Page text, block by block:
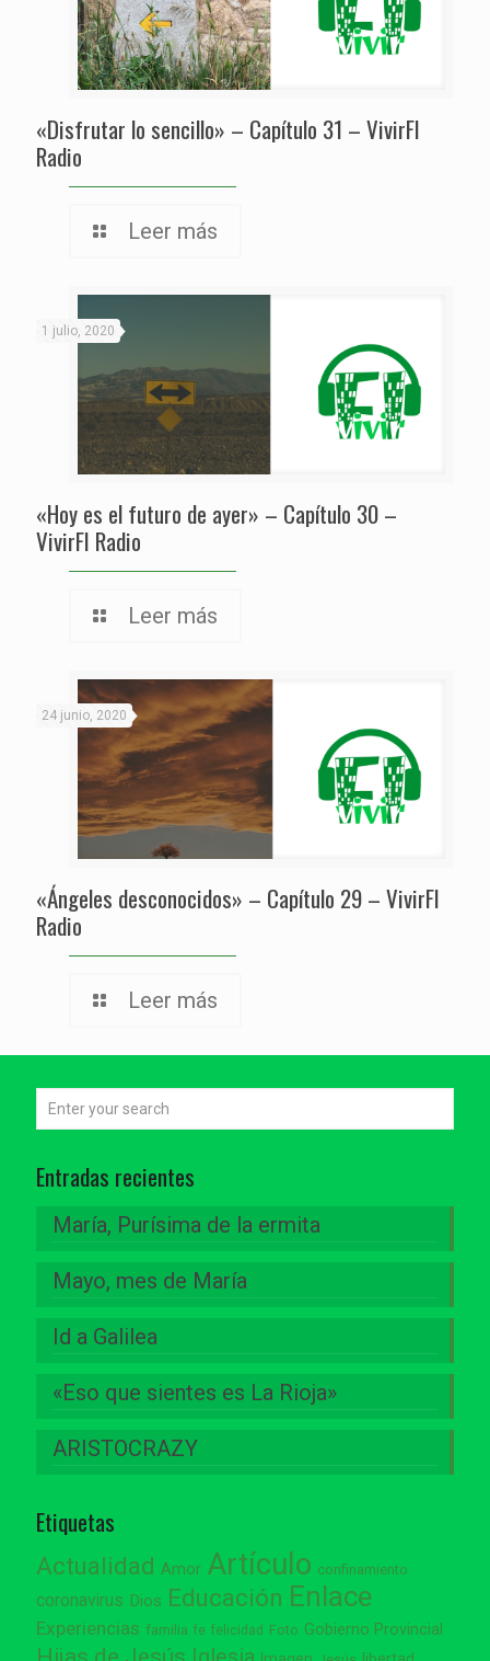
«Disfrutar lo sencillo» – Capítulo 31 – VivirFI
Radio
Leer más
1 julio, 2020
«Hoy es el futuro de ayer» – Capítulo 30 –
VivirFI Radio
Leer más
24 junio, 2020
«Ángeles desconocidos» – Capítulo 29 – VivirFI
Radio
Leer más
Entradas recientes
María, Purísima de la ermita
Mayo, mes de María
Id a Galilea
«Eso que sientes es La Rioja»
ARISTOCRAZY
Etiquetas
Actualidad Amor Artículo confinamiento
coronavirus Dios Educación Enlace
Experiencias familia fe felicidad Foto Gobierno Provincial